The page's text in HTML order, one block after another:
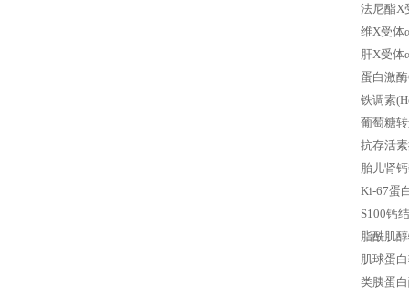
法尼酯X
维X受体
肝X受体
蛋白激
铁调素
葡萄糖
抗存活
胎儿肾
Ki-67蛋
S100钙
脂酰肌
肌球蛋
类胰蛋